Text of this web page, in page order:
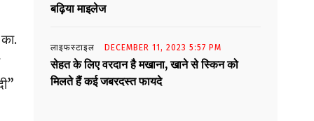
बढ़िया माइलेज
लाइफस्टाइल DECEMBER 11, 2023 5:57 PM
सेहत के लिए वरदान है मखाना, खाने से स्किन को
मिलते हैं कई जबरदस्त फायदे